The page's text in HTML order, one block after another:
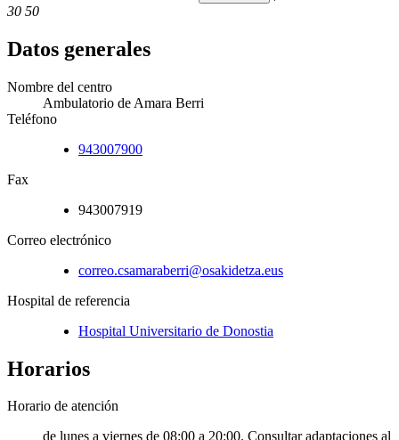
30 50
Datos generales
Nombre del centro
Ambulatorio de Amara Berri
Teléfono
943007900
Fax
943007919
Correo electrónico
correo.csamaraberri@osakidetza.eus
Hospital de referencia
Hospital Universitario de Donostia
Horarios
Horario de atención
de lunes a viernes de 08:00 a 20:00. Consultar adaptaciones al